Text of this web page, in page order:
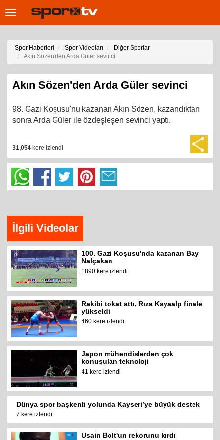
Toggle
Spor Haberleri Spor Videoları
Diğer Sporlar
Akın Sözen'den Arda Güler sevinci
Akın Sözen'den Arda Güler sevinci
98. Gazi Koşusu'nu kazanan Akın Sözen, kazandıktan
sonra Arda Güler ile özdeşleşen sevinci yaptı.
31,054 kere izlendi
İlgili Videolar
100. Gazi Koşusu'nda kazanan Bay
Nalçakan
1890 kere izlendi
Rakibi tokat attı, Rıza Kayaalp finale
yükseldi
460 kere izlendi
Japon mühendislerden çok
konuşulan teknoloji
41 kere izlendi
Dünya spor başkenti yolunda Kayseri’ye büyük destek
7 kere izlendi
Usain Bolt'un rekorunu kırdı